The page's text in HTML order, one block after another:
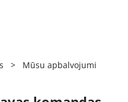
> Mūsu apbalvojumi